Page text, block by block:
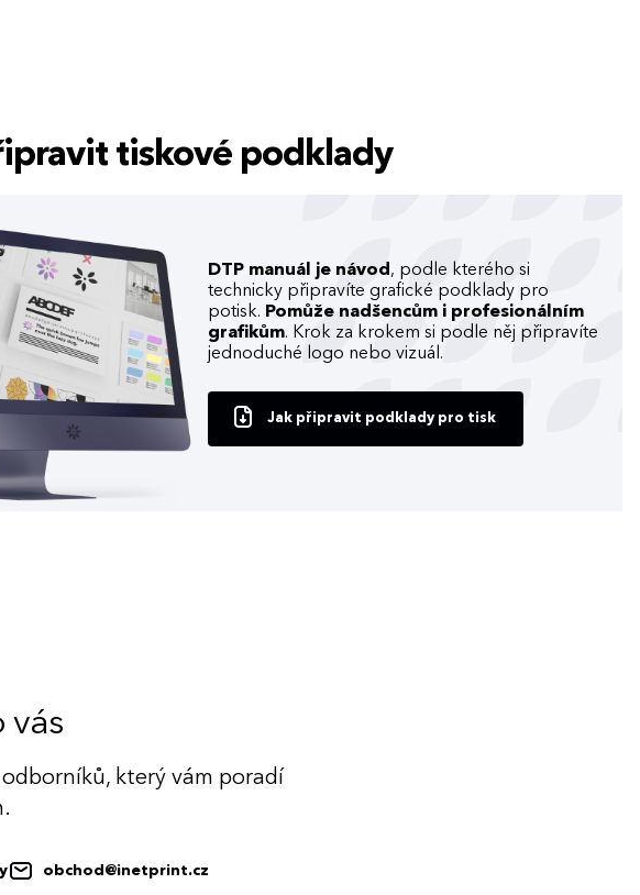
tiskové podklady
DTP manuál je návod , podle kterého si
technicky připravíte grafické podklady pro
potisk. Pomůže nadšencům i profesionálním
grafikům. Krok za krokem si podle něj připravíte
jednoduché logo nebo vizuál.
Jak připravit podklady pro tisk
vás
který vám poradí
obchod@inetprint.cz